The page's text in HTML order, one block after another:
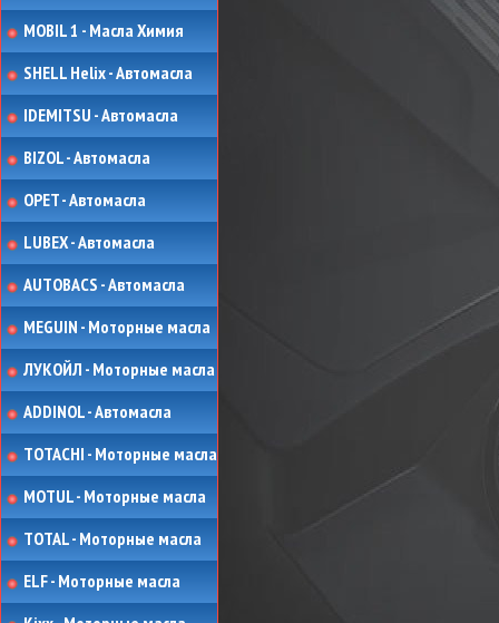
MOBIL 1 - Масла Химия
SHELL Helix - Автомасла
IDEMITSU - Автомасла
BIZOL - Автомасла
OPET - Автомасла
LUBEX - Автомасла
AUTOBACS - Автомасла
MEGUIN - Моторные масла
ЛУКОЙЛ - Моторные масла
ADDINOL - Автомасла
TOTACHI - Моторные масла
MOTUL - Моторные масла
TOTAL - Моторные масла
ELF - Моторные масла